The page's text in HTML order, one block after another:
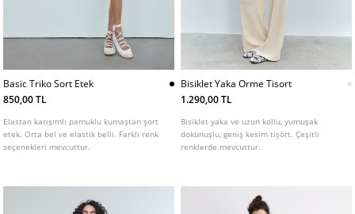
Basic Triko Sort Etek
850,00 TL
Elastan karışımlı pamuklu kumaştan şort
etek. Orta bel ve elastik belli. Farklı renk
seçenekleri mevcuttur.
Bisiklet Yaka Orme Tisort
1.290,00 TL
Bisiklet yaka ve uzun kollu, yumuşak
dokunuşlu, geniş kesim tişört. Çeşitli
renklerde mevcuttur.